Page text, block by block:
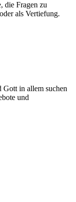
die Fragen zu
als Vertiefung.
Gott in allem suchen
und